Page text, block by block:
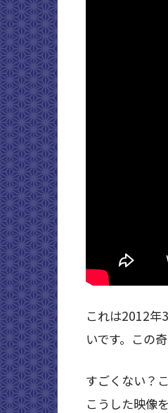
これは2012年
いです。この
すごくない？
こうした映像